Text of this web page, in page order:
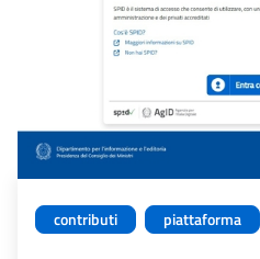
contributi piattaforma